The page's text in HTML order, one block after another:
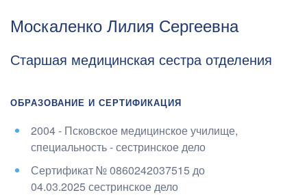
Москаленко Лилия Сергеевна
Старшая медицинская сестра отделения
ОБРАЗОВАНИЕ И СЕРТИФИКАЦИЯ
2004 - Псковское медицинское училище,
специальность - сестринское дело
Сертификат №0860242037515 до
04.03.2025 сестринское дело